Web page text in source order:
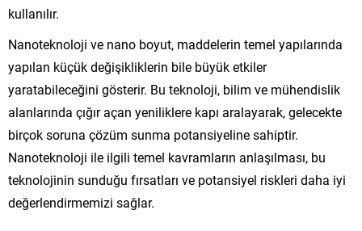
kullanılır.
Nanoteknoloji ve nano boyut, maddelerin temel yapılarında
yapılan küçük değişikliklerin bile büyük etkiler
yaratabileceğini gösterir. Bu teknoloji, bilim ve mühendislik
alanlarında çığır açan yeniliklere kapı aralayarak, gelecekte
birçok soruna çözüm sunma potansiyeline sahiptir.
Nanoteknoloji ile ilgili temel kavramların anlaşılması, bu
teknolojinin sunduğu fırsatları ve potansiyel riskleri daha iyi
değerlendirmemizi sağlar.